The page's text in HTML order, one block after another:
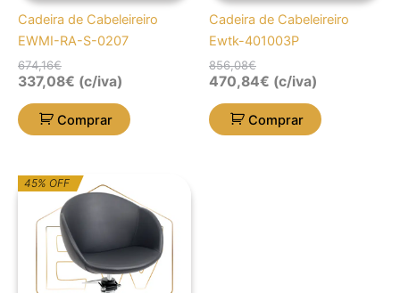
Cadeira de Cabeleireiro
EWMI-RA-S-0207
674,16€
337,08€ (c/iva)
Comprar
Cadeira de Cabeleireiro
Ewtk-401003P
856,08€
470,84€ (c/iva)
Comprar
45% OFFO
preço
original
era:
909,59€.
O
preço
atual
é:
500,28€.